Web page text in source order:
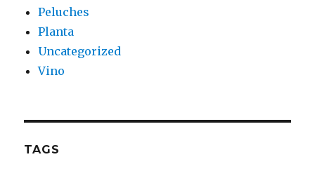
Peluches
Planta
Uncategorized
Vino
TAGS